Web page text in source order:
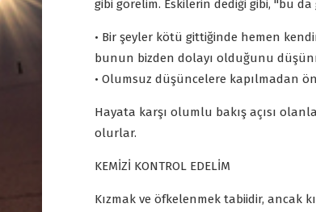
gibi görelim. Eskilerin dediği gibi, "bu
• Bir şeyler kötü gittiğinde hemen
bunun bizden dolayı olduğunu
• Olumsuz düşüncelere kapılmadan
Hayata karşı olumlu bakış açısı
olurlar.
KEMİZİ KONTROL EDELİM
Kızmak ve öfkelenmek tabiidir, ancak